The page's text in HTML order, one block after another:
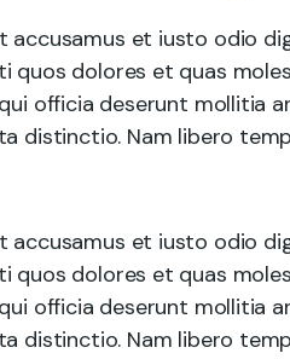
accusamus et iusto odio
quos dolores et quas
officia deserunt mollitia
distinctio. Nam libero
accusamus et iusto odio
quos dolores et quas
officia deserunt mollitia
distinctio. Nam libero